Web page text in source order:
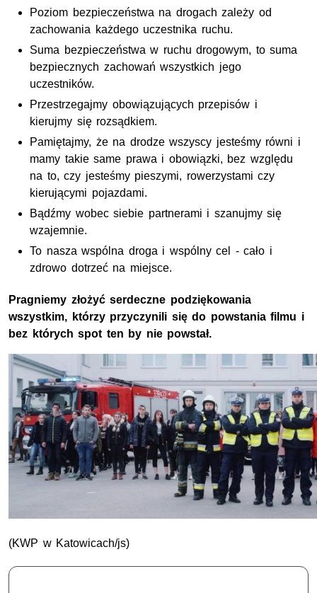
Poziom bezpieczeństwa na drogach zależy od
zachowania każdego uczestnika ruchu.
Suma bezpieczeństwa w ruchu drogowym, to suma
bezpiecznych zachowań wszystkich jego
uczestników.
Przestrzegajmy obowiązujących przepisów i
kierujmy się rozsądkiem.
Pamiętajmy, że na drodze wszyscy jesteśmy równi i
mamy takie same prawa i obowiązki, bez względu
na to, czy jesteśmy pieszymi, rowerzystami czy
kierującymi pojazdami.
Bądźmy wobec siebie partnerami i szanujmy się
wzajemnie.
To nasza wspólna droga i wspólny cel - cało i
zdrowo dotrzeć na miejsce.
Pragniemy złożyć serdeczne podziękowania
wszystkim, którzy przyczynili się do powstania filmu i
bez których spot ten by nie powstał.
(KWP w Katowicach/js)